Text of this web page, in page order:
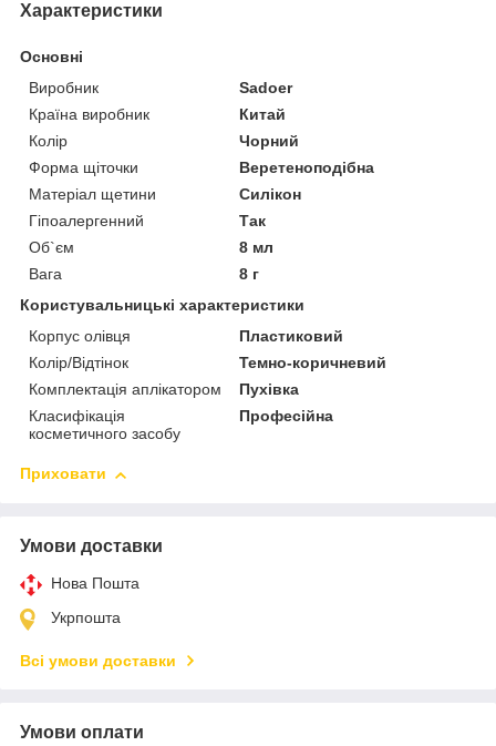
Характеристики
Основні
Виробник
Sadoer
Країна виробник
Китай
Колір
Чорний
Форма щіточки
Веретеноподібна
Матеріал щетини
Силікон
Гіпоалергенний
Так
Об`єм
8 мл
Вага
8 г
Користувальницькі характеристики
Корпус олівця
Пластиковий
Колір/Відтінок
Темно-коричневий
Комплектація аплікатором
Пухівка
Класифікація
косметичного засобу
Професійна
Приховати
Умови доставки
Нова Пошта
Укрпошта
Всі умови доставки
Умови оплати